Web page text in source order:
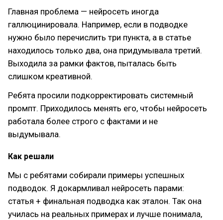
Главная проблема — нейросеть иногда
галлюцинировала. Например, если в подводке
нужно было перечислить три пункта, а в статье
находилось только два, она придумывала третий.
Выходила за рамки фактов, пыталась быть
слишком креативной.
Ребята просили подкорректировать системный
промпт. Приходилось менять его, чтобы нейросеть
работала более строго с фактами и не
выдумывала.
Как решали
Мы с ребятами собирали примеры успешных
подводок. Я докармливал нейросеть парами:
статья + финальная подводка как эталон. Так она
училась на реальных примерах и лучше понимала,